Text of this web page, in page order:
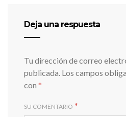
Deja una respuesta
Tu dirección de correo
publicada. Los campos
con *
SU COMENTARIO *